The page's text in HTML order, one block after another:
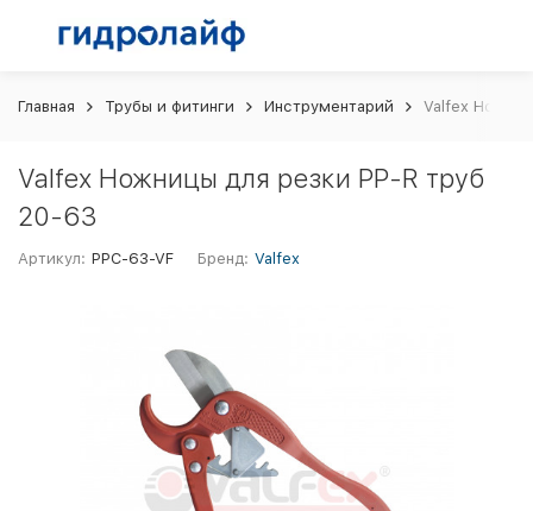
Главная Трубы и фитинги Инструментарий Valfex
Valfex Ножницы для резки PP-R труб
20-63
Артикул: PPC-63-VF Бренд: Valfex